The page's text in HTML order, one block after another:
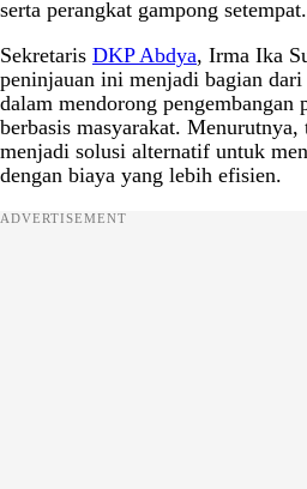
serta perangkat gampong setempat.
Sekretaris DKP Abdya, Irma Ika
peninjauan ini menjadi bagian dari
dalam mendorong pengembangan
berbasis masyarakat.
menjadi solusi alternatif untuk
dengan biaya yang lebih efisien.
ADVERTISEMENT